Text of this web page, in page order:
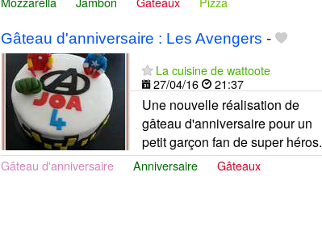
Gâteau d'anniversaire : Les Avengers -
La cuisine de wattoote
27/04/16
21:37
Une nouvelle réalisation de
gâteau d'anniversaire pour un
petit garçon fan de super héros.
Gâteau d'anniversaire Anniversaire Gâteaux